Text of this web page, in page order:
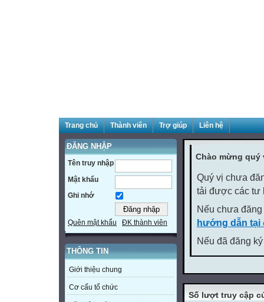
Trang chủ Thành viên Trợ giúp Liên hệ
ĐĂNG NHẬP
Tên truy nhập
Mật khẩu
Ghi nhớ
Quên mật khẩu ĐK thành viên
THÔNG TIN
Giới thiệu chung
Cơ cấu tổ chức
Chào mừng
Quý vị chưa
tải được các tư
Nếu chưa
hướng dẫn tại
Nếu đã đăng
Số lượt truy cập